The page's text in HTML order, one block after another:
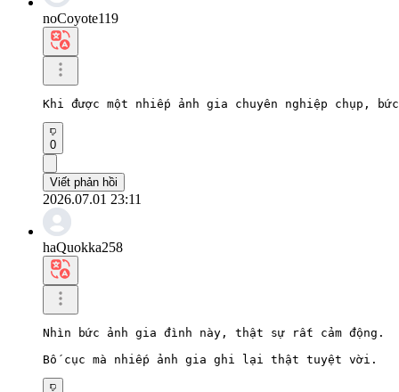
noCoyote119
Khi được một nhiếp ảnh gia chuyên nghiệp chụp,
0
Viết phản hồi
2026.07.01 23:11
haQuokka258
Nhìn bức ảnh gia đình này, thật sự rất cảm động.
Bố cục mà nhiếp ảnh gia ghi lại thật tuyệt vời.